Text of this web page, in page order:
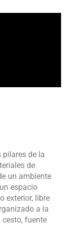
pilares de la
de
un ambiente
espacio
exterior, libre
a la
cesto, fuente